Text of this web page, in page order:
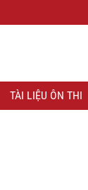
TÀI LIỆU ÔN THI